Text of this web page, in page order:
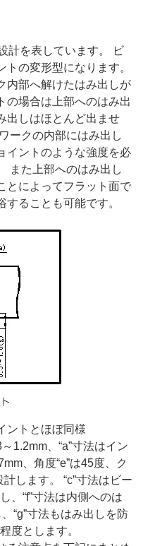
計を表しています。 ビ
の変形型になります。
内部へ解けたはみ出しが
の場合は上部へのはみ出
出しはほとんど出ませ
ークの内部にはみ出し
イントのような強度を必
また上部へのはみ出し
とによってフラット面で
ることも可能です。
ントとほぼ同様
1.2mm、“a”寸法はイン
、角度“e”は45度、ク
します。 “c”寸法はビー
、“f”寸法は内側へのは
“g”寸法もはみ出しを防
度とします。